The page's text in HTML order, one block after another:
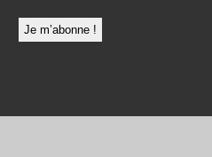
*